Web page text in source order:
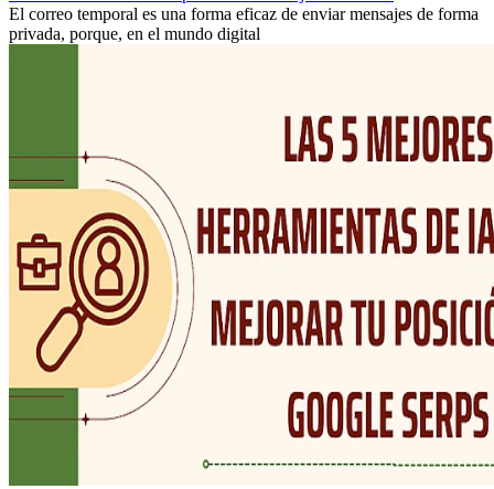
El correo temporal es una forma eficaz de enviar mensajes de forma
privada, porque, en el mundo digital